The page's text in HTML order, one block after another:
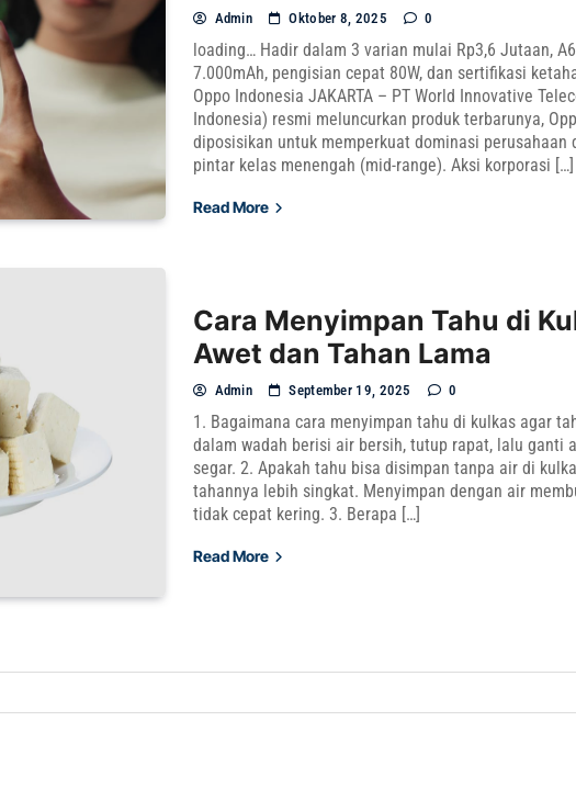
Admin Oktober 8, 2025 0
loading… Hadir dalam 3 varian mulai Rp3,6 Jutaan,
7.000mAh, pengisian cepat 80W, dan sertifikasi
Oppo Indonesia JAKARTA – PT World Innovative
Indonesia) resmi meluncurkan produk terbarunya,
diposisikan untuk memperkuat dominasi perusahaan
pintar kelas menengah (mid-range). Aksi korporasi […]
Read More
Cara Menyimpan Tahu di
Awet dan Tahan Lama
Admin September 19, 2025 0
1. Bagaimana cara menyimpan tahu di kulkas agar
dalam wadah berisi air bersih, tutup rapat, lalu ganti
segar. 2. Apakah tahu bisa disimpan tanpa air di
tahannya lebih singkat. Menyimpan dengan air
tidak cepat kering. 3. Berapa […]
Read More